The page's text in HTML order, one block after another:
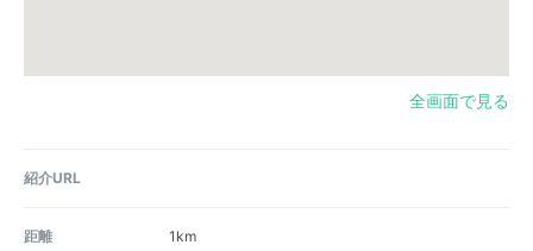
全画面で見る
紹介URL
距離 1km